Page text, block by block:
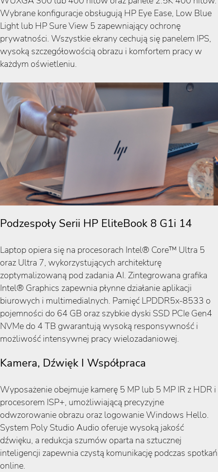
Wybrane konfiguracje obsługują HP Eye Ease, Low Blue
Light lub HP Sure View 5 zapewniający ochronę
prywatności. Wszystkie ekrany cechują się panelem IPS,
wysoką szczegółowością obrazu i komfortem pracy w
każdym oświetleniu.
Podzespoły Serii HP EliteBook 8 G1i 14
Laptop opiera się na procesorach Intel® Core™ Ultra 5
oraz Ultra 7, wykorzystujących architekturę
zoptymalizowaną pod zadania AI. Zintegrowana grafika
Intel® Graphics zapewnia płynne działanie aplikacji
biurowych i multimedialnych. Pamięć LPDDR5x-8533 o
pojemności do 64 GB oraz szybkie dyski SSD PCIe Gen4
NVMe do 4 TB gwarantują wysoką responsywność i
możliwość intensywnej pracy wielozadaniowej.
Kamera, Dźwięk I Współpraca
Wyposażenie obejmuje kamerę 5 MP lub 5 MP IR z HDR i
procesorem ISP+, umożliwiającą precyzyjne
odwzorowanie obrazu oraz logowanie Windows Hello.
System Poly Studio Audio oferuje wysoką jakość
dźwięku, a redukcja szumów oparta na sztucznej
inteligencji zapewnia czystą komunikację podczas spotkań
online.